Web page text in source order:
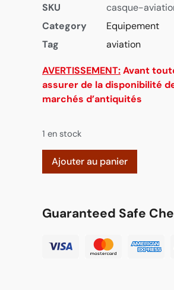
SKU
casque-
Category
Equipement
Tag
aviation
AVERTISSEMENT:Avant
assurer de la disponibilité
marchés d’antiquités
1 en stock
Ajouter au panier
Guaranteed Safe